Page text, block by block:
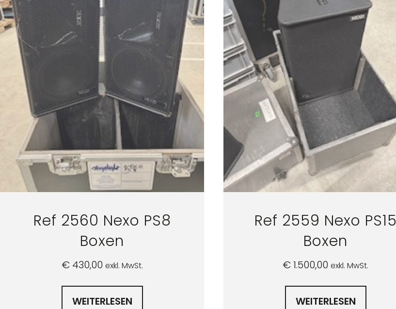
Ref 2560 Nexo PS8
Boxen
€430,00 exkl. MwSt.
WEITERLESEN
Ref 2559 Nexo PS15
Boxen
€1.500,00 exkl. MwSt.
WEITERLESEN